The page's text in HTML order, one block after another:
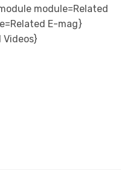
module=Related
E-mag}
Videos}